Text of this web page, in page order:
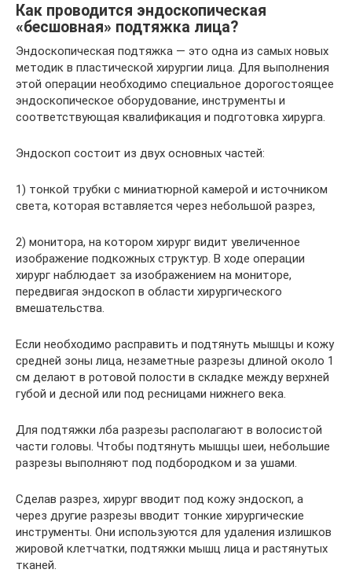
Как проводится эндоскопическая
«бесшовная» подтяжка лица?
Эндоскопическая подтяжка — это одна из самых новых
методик в пластической хирургии лица. Для выполнения
этой операции необходимо специальное дорогостоящее
эндоскопическое оборудование, инструменты и
соответствующая квалификация и подготовка хирурга.
Эндоскоп состоит из двух основных частей:
1) тонкой трубки с миниатюрной камерой и источником
света, которая вставляется через небольшой разрез,
2) монитора, на котором хирург видит увеличенное
изображение подкожных структур. В ходе операции
хирург наблюдает за изображением на мониторе,
передвигая эндоскоп в области хирургического
вмешательства.
Если необходимо расправить и подтянуть мышцы и кожу
средней зоны лица, незаметные разрезы длиной около 1
см делают в ротовой полости в складке между верхней
губой и десной или под ресницами нижнего века.
Для подтяжки лба разрезы располагают в волосистой
части головы. Чтобы подтянуть мышцы шеи, небольшие
разрезы выполняют под подбородком и за ушами.
Сделав разрез, хирург вводит под кожу эндоскоп, а
через другие разрезы вводит тонкие хирургические
инструменты. Они используются для удаления излишков
жировой клетчатки, подтяжки мышц лица и растянутых
тканей.